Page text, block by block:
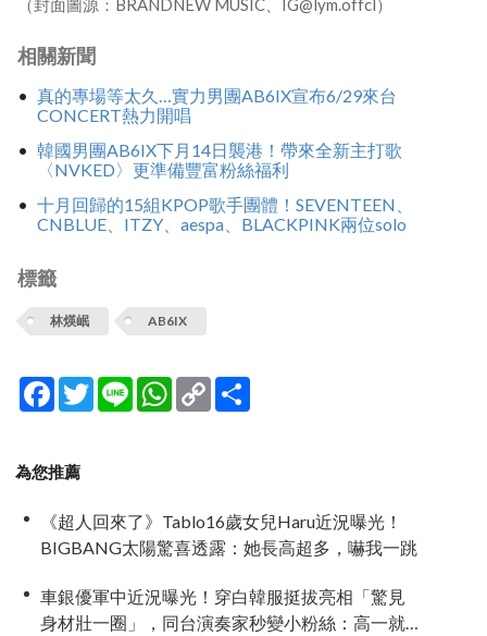
（封面圖源：BRANDNEW MUSIC、IG@lym.offcl）
相關新聞
真的專場等太久…實力男團AB6IX宣布6/29來台
CONCERT熱力開唱
韓國男團AB6IX下月14日襲港！帶來全新主打歌
〈NVKED〉更準備豐富粉絲福利
十月回歸的15組KPOP歌手團體！SEVENTEEN、
CNBLUE、ITZY、aespa、BLACKPINK兩位solo
標籤
林煐岷 AB6IX
Facebook
TwitterLine WhatsApp
Copy
Link
為您推薦
《超人回來了》Tablo16歲女兒Haru近況曝光！
BIGBANG太陽驚喜透露：她長高超多，嚇我一跳
車銀優軍中近況曝光！穿白韓服挺拔亮相「驚見
身材壯一圈」，同台演奏家秒變小粉絲：高一就